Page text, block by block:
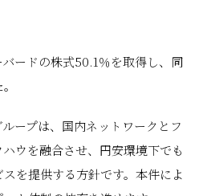
ードの株式50.1％を取得し、同
ープは、国内ネットワークとフ
ウを融合させ、円安環境下でも
を提供する方針です。本件によ